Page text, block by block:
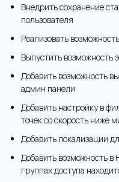
Внедрить сохранение
пользователя
Реализовать
Выпустить возможность
Добавить возможность
админ панели
Добавить настройку в
точек со скорость ниже
Добавить локализации
Добавить возможность в
группах доступа